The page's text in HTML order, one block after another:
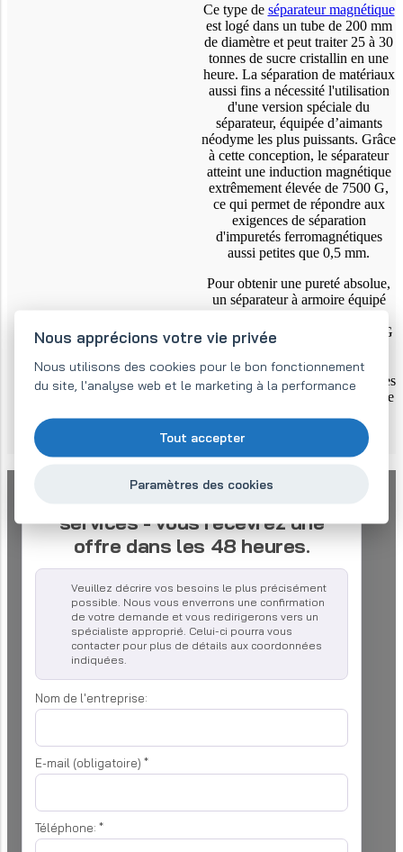
Nous apprécions votre vie privée
Nous utilisons des cookies pour le bon fonctionnement
du site, l'analyse web et le marketing à la performance
Tout accepter
Paramètres des cookies
Ce type de séparateur magnétique
est logé dans un tube de 200 mm
de diamètre et peut traiter 25 à 30
tonnes de sucre cristallin en une
heure. La séparation de matériaux
aussi fins a nécessité l'utilisation
d'une version spéciale du
séparateur, équipée d’aimants
néodyme les plus puissants. Grâce
à cette conception, le séparateur
atteint une induction magnétique
extrêmement élevée de 7500 G,
ce qui permet de répondre aux
exigences de séparation
d'impuretés ferromagnétiques
aussi petites que 0,5 mm.
Pour obtenir une pureté absolue,
un séparateur à armoire équipé
magnétique extrême de 18 700 G
est encore placé à la fin du
processus de nettoyage, ce qui
permet de séparer efficacement les
impuretés ferromagnétiques d'une
services - vous recevrez une
offre dans les 48 heures.
Veuillez décrire vos besoins le plus précisément
possible. Nous vous enverrons une confirmation
de votre demande et vous redirigerons vers un
spécialiste approprié. Celui-ci pourra vous
contacter pour plus de détails aux coordonnées
indiquées.
Nom de l'entreprise:
E-mail (obligatoire) *
Téléphone: *